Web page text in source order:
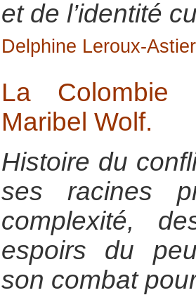
et de l’identité
Delphine Leroux-Astier
La Colombie
Maribel Wolf.
Histoire du
ses racines
complexité,
espoirs du
son combat